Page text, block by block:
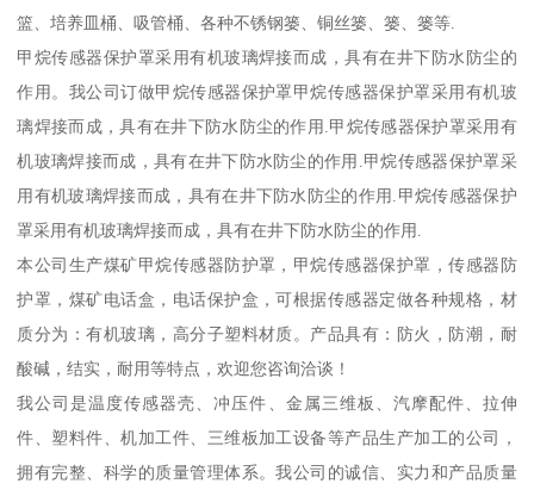
篮、培养皿桶、吸管桶、各种不锈钢篓、铜丝篓、篓、篓等.
甲烷传感器保护罩采用有机玻璃焊接而成，具有在井下防水防尘的
作用。我公司订做甲烷传感器保护罩甲烷传感器保护罩采用有机玻
璃焊接而成，具有在井下防水防尘的作用.甲烷传感器保护罩采用有
机玻璃焊接而成，具有在井下防水防尘的作用.甲烷传感器保护罩采
用有机玻璃焊接而成，具有在井下防水防尘的作用.甲烷传感器保护
罩采用有机玻璃焊接而成，具有在井下防水防尘的作用.
本公司生产煤矿甲烷传感器防护罩，甲烷传感器保护罩，传感器防
护罩，煤矿电话盒，电话保护盒，可根据传感器定做各种规格，材
质分为：有机玻璃，高分子塑料材质。产品具有：防火，防潮，耐
酸碱，结实，耐用等特点，欢迎您咨询洽谈！
我公司是温度传感器壳、冲压件、金属三维板、汽摩配件、拉伸
件、塑料件、机加工件、三维板加工设备等产品生产加工的公司，
拥有完整、科学的质量管理体系。我公司的诚信、实力和产品质量